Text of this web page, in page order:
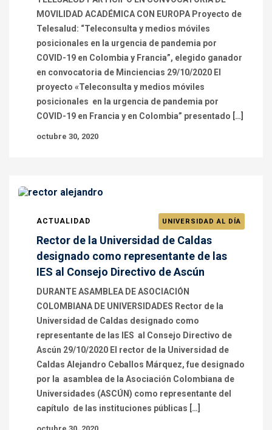
MOVILIDAD ACADÉMICA CON EUROPA Proyecto de
Telesalud: “Teleconsulta y medios móviles
posicionales en la urgencia de pandemia por
COVID-19 en Colombia y Francia”, elegido ganador
en convocatoria de Minciencias 29/10/2020 El
proyecto «Teleconsulta y medios móviles
posicionales en la urgencia de pandemia por
COVID-19 en Francia y en Colombia” presentado […]
octubre 30, 2020
ACTUALIDAD UNIVERSIDAD AL DÍA
Rector de la Universidad de Caldas
designado como representante de las
IES al Consejo Directivo de Ascún
DURANTE ASAMBLEA DE ASOCIACIÓN
COLOMBIANA DE UNIVERSIDADES Rector de la
Universidad de Caldas designado como
representante de las IES al Consejo Directivo de
Ascún 29/10/2020 El rector de la Universidad de
Caldas Alejandro Ceballos Márquez, fue designado
por la asamblea de la Asociación Colombiana de
Universidades (ASCÚN) como representante del
capítulo de las instituciones públicas […]